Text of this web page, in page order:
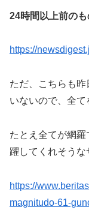
24時間以上前のも
https://
ただ、こちらも
いないので、全て
たとえ全てが網
躍してくれそうな
https://
magnitudo-61-